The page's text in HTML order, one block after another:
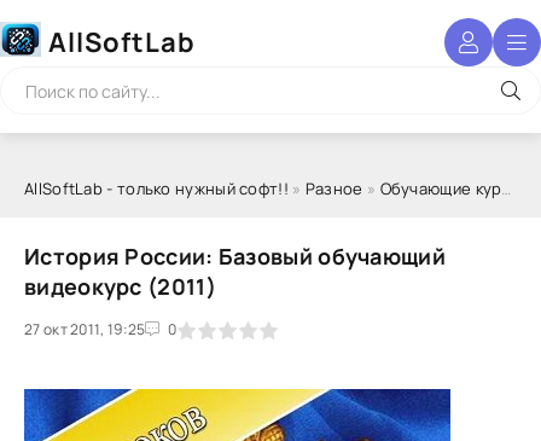
AllSoftLab
AllSoftLab - только нужный софт!! » Разное » Обучающие курсы
История России: Базовый обучающий
видеокурс (2011)
27 окт 2011, 19:25 0
1 2 3 4 5